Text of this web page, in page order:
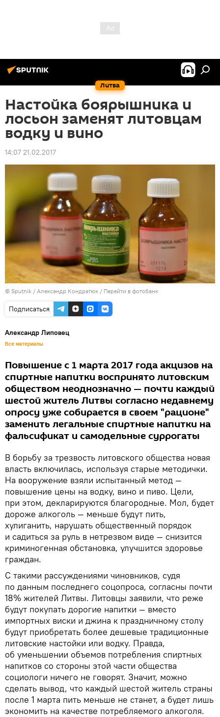
Литва
Настойка боярышника и
лосьон заменят литовцам
водку и вино
14:07 21.02.2017
© Sputnik / Александр Кондратюк / Перейти в фотобанк
Подписаться
Александр Липовец
Все материалы
Повышение с 1 марта 2017 года акцизов на
спиртные напитки воспринято литовским
обществом неоднозначно — почти каждый
шестой житель Литвы согласно недавнему
опросу уже собирается в своем "рационе"
заменить легальные спиртные напитки на
фальсификат и самодельные суррогаты
В борьбу за трезвость литовского общества новая
власть включилась, используя старые методички.
На вооружение взяли испытанный метод —
повышение цены на водку, вино и пиво. Цели,
при этом, декларируются благородные. Мол, будет
дороже алкоголь — меньше будут пить,
хулиганить, нарушать общественный порядок
и садиться за руль в нетрезвом виде — снизится
криминогенная обстановка, улучшится здоровье
граждан.
С такими рассуждениями чиновников, судя
по данным последнего соцопроса, согласны почти
18% жителей Литвы. Литовцы заявили, что реже
будут покупать дорогие напитки — вместо
импортных виски и джина к праздничному столу
будут приобретать более дешевые традиционные
литовские настойки или водку. Правда,
об уменьшении объемов потребления спиртных
напитков со стороны этой части общества
социологи ничего не говорят. Значит, можно
сделать вывод, что каждый шестой житель страны
после 1 марта пить меньше не станет, а будет лишь
экономить на качестве потребляемого алкоголя.